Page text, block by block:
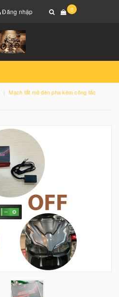
Đăng nhập 0
Mạch tắt mở đèn pha kèm công tắc